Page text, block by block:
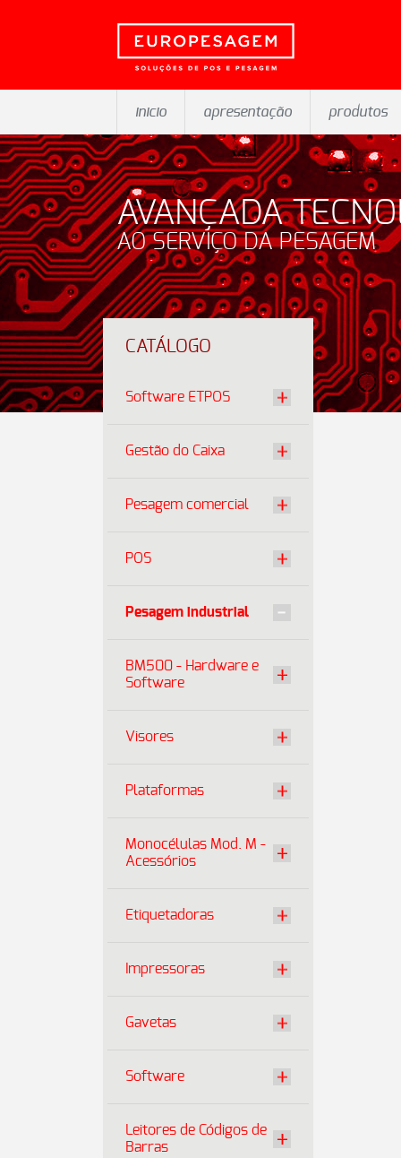
inicio apresentação produtos
AVANÇADA
AO SERVIÇO DA PESAGEM
CATÁLOGO
Software ETPOS
Gestão do Caixa
Pesagem comercial
POS
Pesagem industrial
BM500 - Hardware e
Software
Visores
Plataformas
Monocélulas Mod. M -
Acessórios
Etiquetadoras
Impressoras
Gavetas
Software
Leitores de Códigos de
Barras